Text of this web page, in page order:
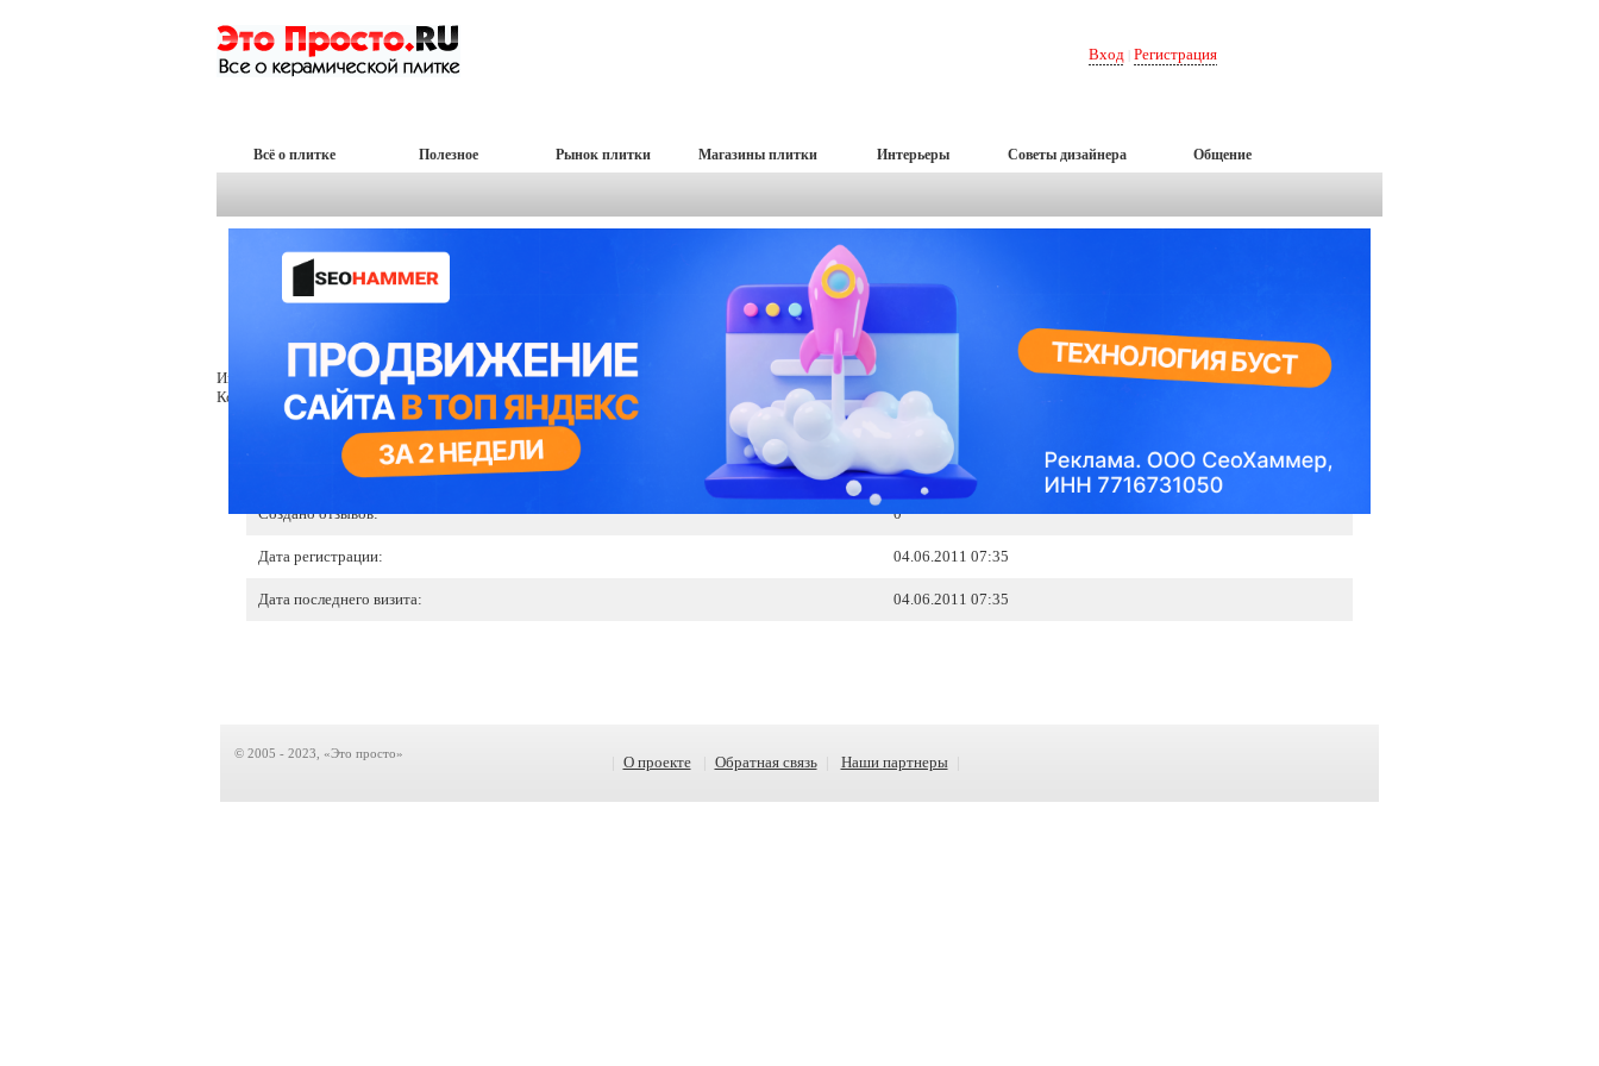
Вход Регистрация
Всё о плитке Полезное Рынок плитки Магазины плитки Интерьеры Советы дизайнера Общение
Пользователи \ kunyanstone
kunyanstone
Информация
Контакт
Дано ответов: 0
Создано отзывов: 0
Дата регистрации: 04.06.2011 07:35
Дата последнего визита: 04.06.2011 07:35
© 2005 - 2023, «Это просто» О проекте Обратная связь Наши партнеры